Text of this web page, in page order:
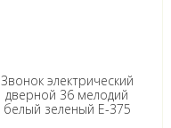
Звонок электрический
дверной 36 мелодий
белый зеленый E-375